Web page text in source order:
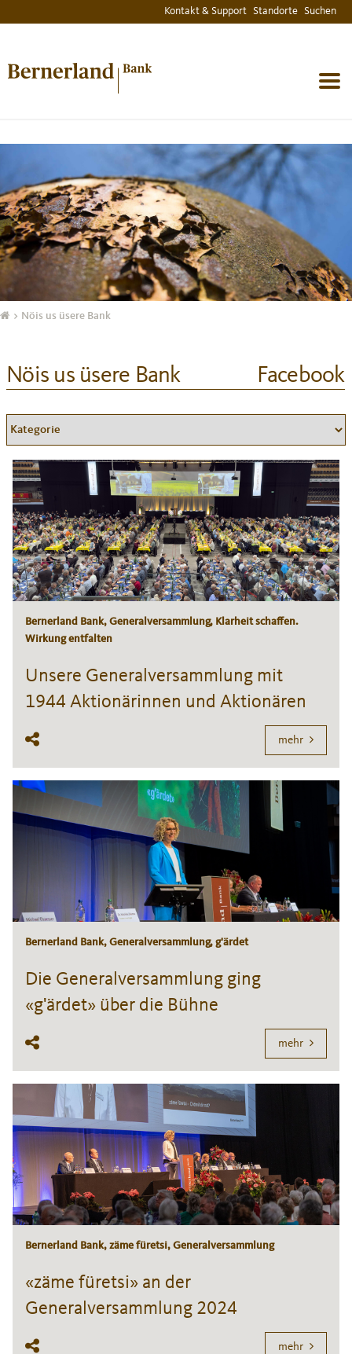
Kontakt & Support Standorte Suchen
> Nöis us üsere Bank
Nöis us üsere Bank Facebook
Bernerland Bank, Generalversammlung, Klarheit schaffen.
Wirkung entfalten
Unsere Generalversammlung mit
1944 Aktionärinnen und Aktionären
mehr
Bernerland Bank, Generalversammlung, g'ärdet
Die Generalversammlung ging
«g'ärdet» über die Bühne
mehr
Bernerland Bank, zäme füretsi, Generalversammlung
«zäme füretsi» an der
Generalversammlung 2024
mehr